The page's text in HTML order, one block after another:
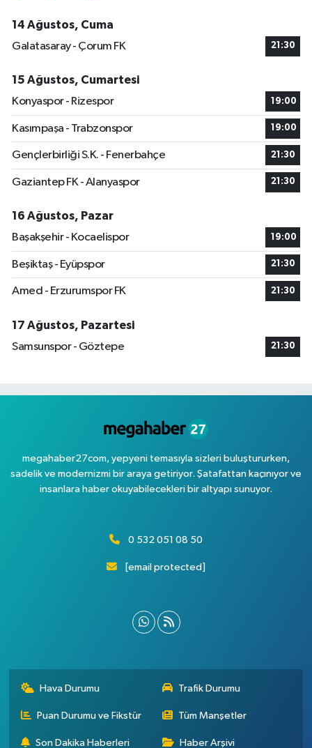
14 Ağustos, Cuma
Galatasaray - Çorum FK
21:30
15 Ağustos, Cumartesi
Konyaspor - Rizespor
19:00
Kasımpaşa - Trabzonspor 19:00
Gençlerbirliği S.K. - Fenerbahçe 21:30
Gaziantep FK - Alanyaspor 21:30
16 Ağustos, Pazar
Başakşehir - Kocaelispor
19:00
Beşiktaş - Eyüpspor 21:30
Amed - Erzurumspor FK 21:30
17 Ağustos, Pazartesi
Samsunspor - Göztepe
21:30
megahaber27com, yepyeni temasıyla sizleri buluştururken,
sadelik ve modernizmi bir araya getiriyor. Şatafattan kaçınıyor ve
insanlara haber okuyabilecekleri bir altyapı sunuyor.
0 532 051 08 50
[email protected]
Hava Durumu Trafik Durumu
Puan Durumu ve Fikstür Tüm Manşetler
Son Dakika Haberleri Haber Arşivi